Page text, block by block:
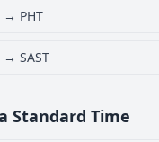
→ PHT
→ SAST
Standard Time